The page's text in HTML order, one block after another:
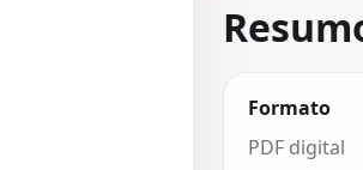
Formato
PDF digital